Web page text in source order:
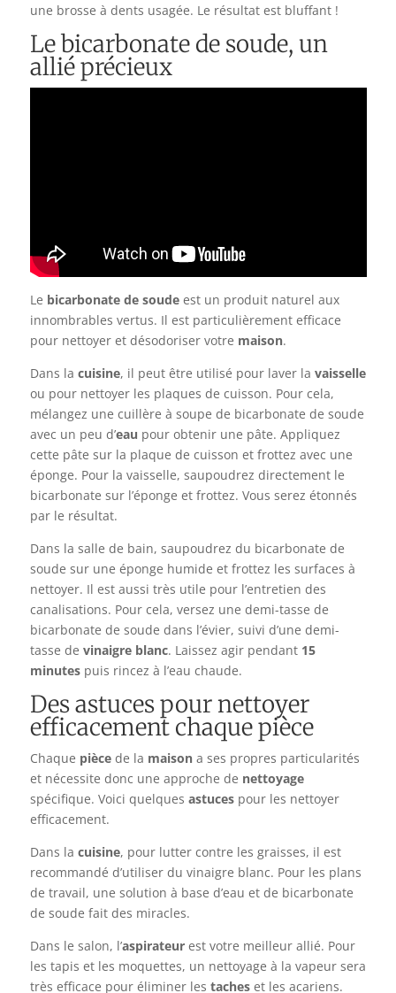
une brosse à dents usagée. Le résultat est bluffant !
Le bicarbonate de soude, un
allié précieux
Le bicarbonate de soudeest un produit naturel aux
innombrables vertus. Il est particulièrement efficace
pour nettoyer et désodoriser votre maison.
Dans la cuisine, il peut être utilisé pour laver la vaisselle
ou pour nettoyer les plaques de cuisson. Pour cela,
mélangez une cuillère à soupe de bicarbonate de soude
avec un peu d’eau pour obtenir une pâte. Appliquez
cette pâte sur la plaque de cuisson et frottez avec une
éponge. Pour la vaisselle, saupoudrez directement le
bicarbonate sur l’éponge et frottez. Vous serez étonnés
par le résultat.
Dans la salle de bain, saupoudrez du bicarbonate de
soude sur une éponge humide et frottez les surfaces à
nettoyer. Il est aussi très utile pour l’entretien des
canalisations. Pour cela, versez une demi-tasse de
bicarbonate de soude dans l’évier, suivi d’une demi-
tasse de vinaigre blanc. Laissez agir pendant 15
minutespuis rincez à l’eau chaude.
Des astuces pour nettoyer
efficacement chaque pièce
Chaque piècede la maisona ses propres particularités
et nécessite donc une approche de nettoyage
spécifique. Voici quelques astucespour les nettoyer
efficacement.
Dans la cuisine, pour lutter contre les graisses, il est
recommandé d’utiliser du vinaigre blanc. Pour les plans
de travail, une solution à base d’eau et de bicarbonate
de soude fait des miracles.
Dans le salon, l’aspirateurest votre meilleur allié. Pour
les tapis et les moquettes, un nettoyage à la vapeur sera
très efficace pour éliminer les tacheset les acariens.